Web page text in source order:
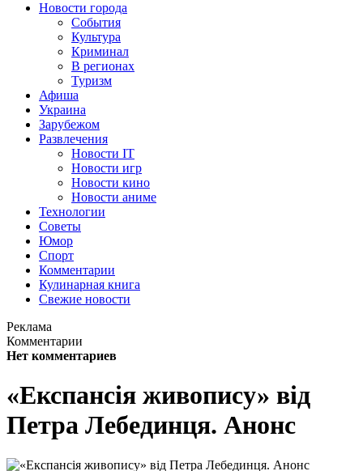
Новости города
События
Культура
Криминал
В регионах
Туризм
Афиша
Украина
Зарубежом
Развлечения
Новости IT
Новости игр
Новости кино
Новости аниме
Технологии
Советы
Юмор
Спорт
Комментарии
Кулинарная книга
Свежие новости
Реклама
Комментарии
Нет комментариев
«Експансія живопису» від
Петра Лебединця. Анонс